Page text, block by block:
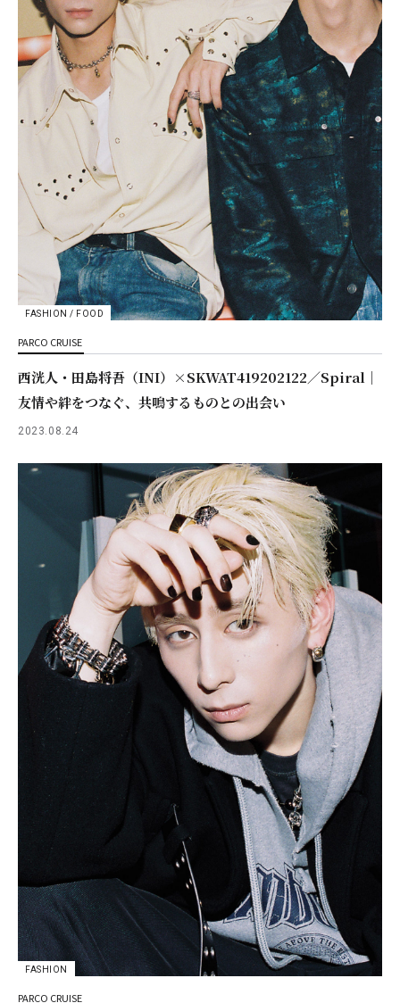
FASHION / FOOD
PARCO CRUISE
西洸人・田島将吾（INI）×SKWAT419202122／Spiral｜
友情や絆をつなぐ、共鳴するものとの出会い
2023.08.24
FASHION
PARCO CRUISE